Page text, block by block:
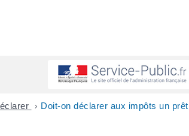
> Doit-on déclarer aux impôts un prêt